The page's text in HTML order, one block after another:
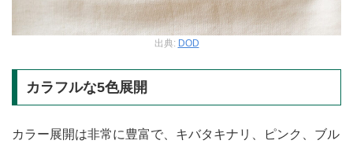
出典: DOD
カラフルな5色展開
カラー展開は非常に豊富で、キバタキナリ、ピンク、ブル